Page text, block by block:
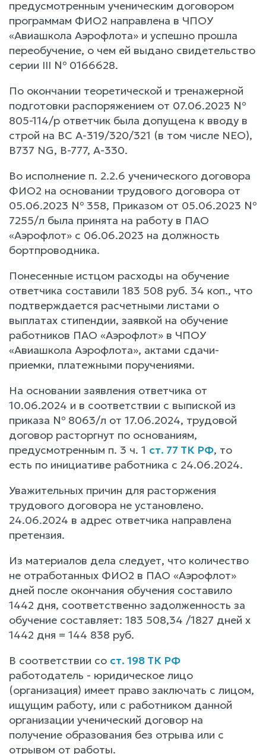
предусмотренным ученическим договором
программам ФИО2 направлена в ЧПОУ
«Авиашкола Аэрофлота» и успешно прошла
переобучение, о чем ей выдано свидетельство
серии III № 0166628.
По окончании теоретической и тренажерной
подготовки распоряжением от 07.06.2023 №
805-114/р ответчик была допущена к вводу в
строй на ВС А-319/320/321 (в том числе NEO),
В737 NG, В-777, А-330.
Во исполнение п. 2.2.6 ученического договора
ФИО2 на основании трудового договора от
05.06.2023 № 358, Приказом от 05.06.2023 №
7255/л была принята на работу в ПАО
«Аэрофлот» с 06.06.2023 на должность
бортпроводника.
Понесенные истцом расходы на обучение
ответчика составили 183 508 руб. 34 коп., что
подтверждается расчетными листами о
выплатах стипендии, заявкой на обучение
работников ПАО «Аэрофлот» в ЧПОУ
«Авиашкола Аэрофлота», актами сдачи-
приемки, платежными поручениями.
На основании заявления ответчика от
10.06.2024 и в соответствии с выпиской из
приказа № 8063/л от 17.06.2024, трудовой
договор расторгнут по основаниям,
предусмотренным п. 3 ч. 1 ст. 77 ТК РФ, то
есть по инициативе работника с 24.06.2024.
Уважительных причин для расторжения
трудового договора не установлено.
24.06.2024 в адрес ответчика направлена
претензия.
Из материалов дела следует, что количество
не отработанных ФИО2 в ПАО «Аэрофлот»
дней после окончания обучения составило
1442 дня, соответственно задолженность за
обучение составляет: 183 508,34 /1827 дней х
1442 дня = 144 838 руб.
В соответствии со ст. 198 ТК РФ
работодатель - юридическое лицо
(организация) имеет право заключать с лицом,
ищущим работу, или с работником данной
организации ученический договор на
получение образования без отрыва или с
отрывом от работы.